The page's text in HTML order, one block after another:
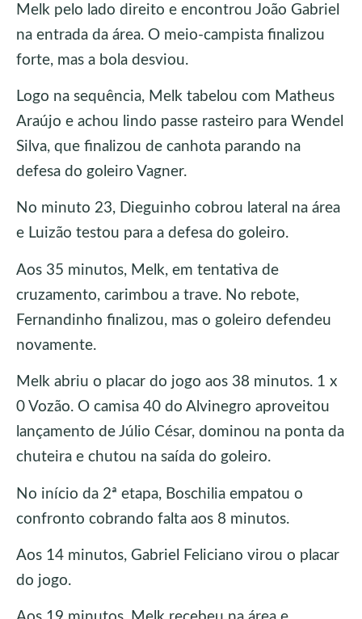
Melk pelo lado direito e encontrou João Gabriel
na entrada da área. O meio-campista finalizou
forte, mas a bola desviou.
Logo na sequência, Melk tabelou com Matheus
Araújo e achou lindo passe rasteiro para Wendel
Silva, que finalizou de canhota parando na
defesa do goleiro Vagner.
No minuto 23, Dieguinho cobrou lateral na área
e Luizão testou para a defesa do goleiro.
Aos 35 minutos, Melk, em tentativa de
cruzamento, carimbou a trave. No rebote,
Fernandinho finalizou, mas o goleiro defendeu
novamente.
Melk abriu o placar do jogo aos 38 minutos. 1 x
0 Vozão. O camisa 40 do Alvinegro aproveitou
lançamento de Júlio César, dominou na ponta da
chuteira e chutou na saída do goleiro.
No início da 2ª etapa, Boschilia empatou o
confronto cobrando falta aos 8 minutos.
Aos 14 minutos, Gabriel Feliciano virou o placar
do jogo.